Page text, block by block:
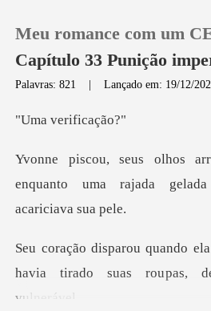
Loja
Histórico
Sair
Meu romance com um
Capítulo 33 Punição
Palavras: 821 |Lançado em: 19/12/
erific
enquanto uma rajada
havia tirado suas rou